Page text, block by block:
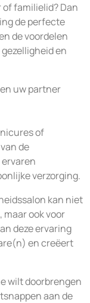
familielid? Dan
de perfecte
de voordelen
en
uw partner
of
de
verzorging.
kan niet
ook voor
deze ervaring
en creëert
wilt doorbrengen
aan de